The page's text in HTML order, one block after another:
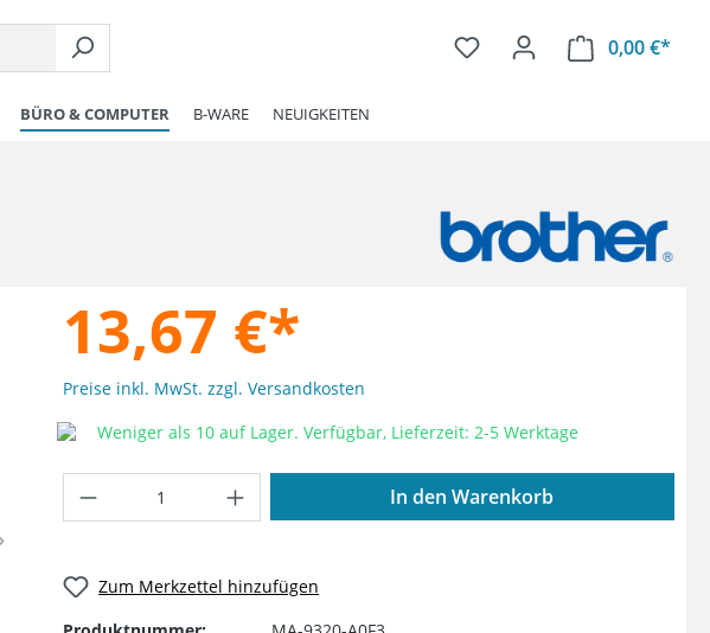
0,00 €*
BÜRO & COMPUTER B-WARE NEUIGKEITEN
13,67 €*
Preise inkl. MwSt. zzgl. Versandkosten
Weniger als 10 auf Lager. Verfügbar, Lieferzeit: 2-5 Werktage
Produkt Anzahl: Gib den gewünschten Wert
In den Warenkorb
Zum Merkzettel hinzufügen